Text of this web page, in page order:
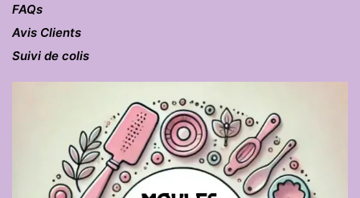
FAQs
Avis Clients
Suivi de colis